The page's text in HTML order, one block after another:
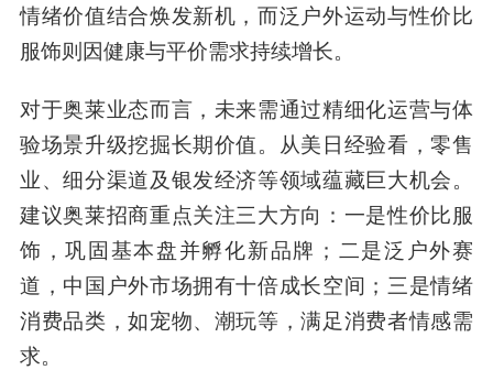
情绪价值结合焕发新机，而泛户外运动与性价比
服饰则因健康与平价需求持续增长。
对于奥莱业态而言，未来需通过精细化运营与体
验场景升级挖掘长期价值。从美日经验看，零售
业、细分渠道及银发经济等领域蕴藏巨大机会。
建议奥莱招商重点关注三大方向：一是性价比服
饰，巩固基本盘并孵化新品牌；二是泛户外赛
道，中国户外市场拥有十倍成长空间；三是情绪
消费品类，如宠物、潮玩等，满足消费者情感需
求。